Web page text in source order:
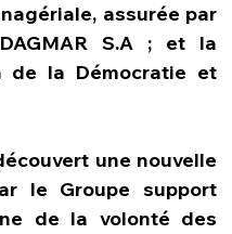
assurée par
S.A ; et la
de la Démocratie et
une nouvelle
le Groupe support
de la volonté des